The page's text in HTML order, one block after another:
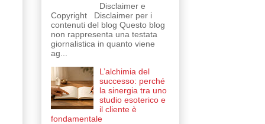
Disclaimer e
Copyright Disclaimer per i
contenuti del blog Questo blog
non rappresenta una testata
giornalistica in quanto viene
ag...
L’alchimia del
successo: perché
la sinergia tra uno
studio esoterico e
il cliente è
fondamentale